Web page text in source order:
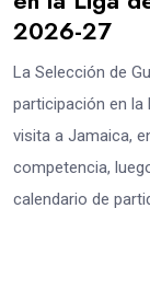
2026-27
La Selección de
participación en
visita a Jamaica,
competencia,
calendario de